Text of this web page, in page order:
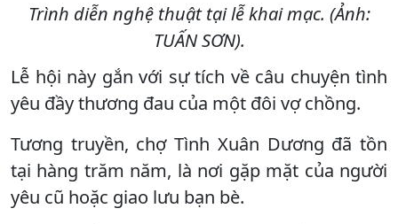
Trình diễn nghệ thuật tại lễ khai mạc. (Ảnh:
TUẤN SƠN).
Lễ hội này gắn với sự tích về câu chuyện tình
yêu đầy thương đau của một đôi vợ chồng.
Tương truyền, chợ Tình Xuân Dương đã tồn
tại hàng trăm năm, là nơi gặp mặt của người
yêu cũ hoặc giao lưu bạn bè.